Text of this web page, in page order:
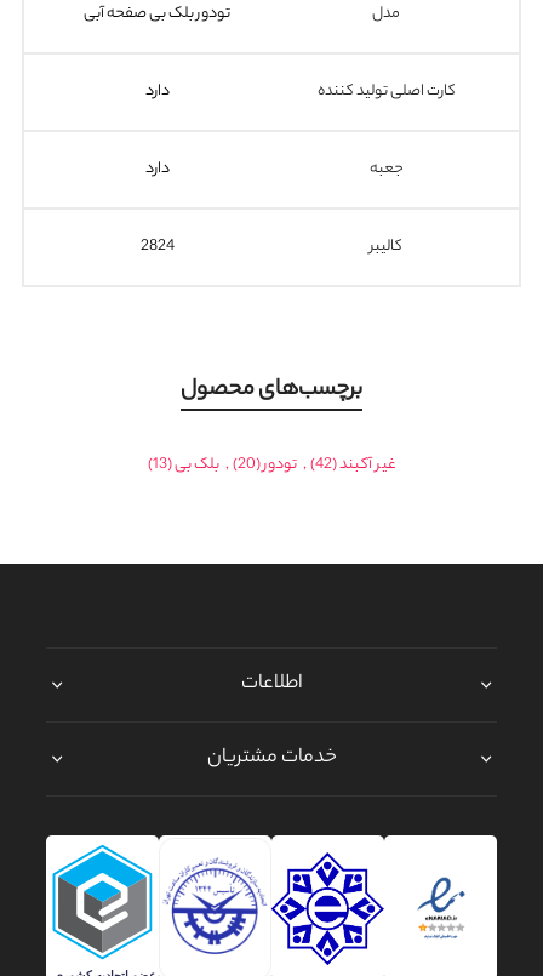
مدل تودور بلک بی صفحه آبی
کارت اصلی تولید کننده دارد
جعبه دارد
کالیبر 2824
برچسب‌های محصول
غیر آکبند(42)
, تودور(20)
, بلک بی(13)
اطلاعات
خدمات مشتریان